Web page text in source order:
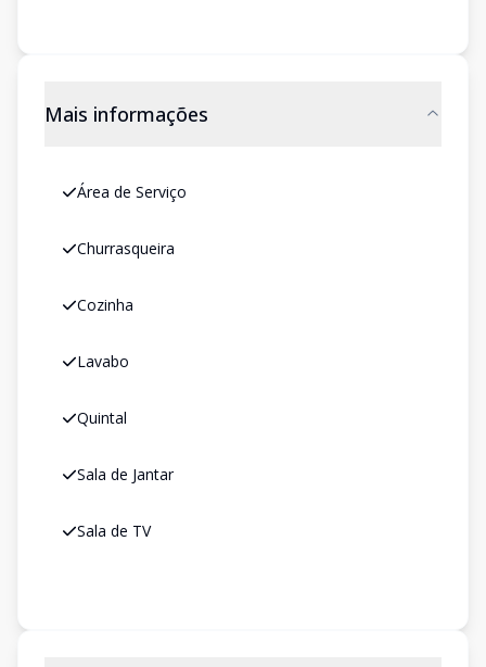
Mais informações
Área de Serviço
Churrasqueira
Cozinha
Lavabo
Quintal
Sala de Jantar
Sala de TV